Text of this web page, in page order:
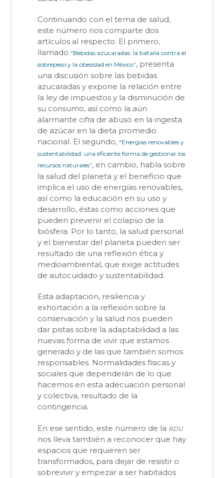
Continuando con el tema de salud,
este número nos comparte dos
artículos al respecto. El primero,
llamado “Bebidas azucaradas: la batalla contra el
sobrepeso y la obesidad en México”, presenta
una discusión sobre las bebidas
azucaradas y expone la relación entre
la ley de impuestos y la disminución de
su consumo, así como la aún
alarmante cifra de abuso en la ingesta
de azúcar en la dieta promedio
nacional. El segundo, “Energías renovables y
sustentabilidad: una eficiente forma de gestionar los
recursos naturales”, en cambio, habla sobre
la salud del planeta y el beneficio que
implica el uso de energías renovables,
así como la educación en su uso y
desarrollo, éstas como acciones que
pueden prevenir el colapso de la
biósfera. Por lo tanto, la salud personal
y el bienestar del planeta pueden ser
resultado de una reflexión ética y
medioambiental, que exige actitudes
de autocuidado y sustentabilidad.
Esta adaptación, resiliencia y
exhortación a la reflexión sobre la
conservación y la salud nos pueden
dar pistas sobre la adaptabilidad a las
nuevas forma de vivir que estamos
generado y de las que también somos
responsables. Normalidades físicas y
sociales que dependerán de lo que
hacemos en esta adecuación personal
y colectiva, resultado de la
contingencia.
En ese sentido, este número de la rdu
nos lleva también a reconocer que hay
espacios que requieren ser
transformados, para dejar de resistir o
sobrevivir y empezar a ser habitados